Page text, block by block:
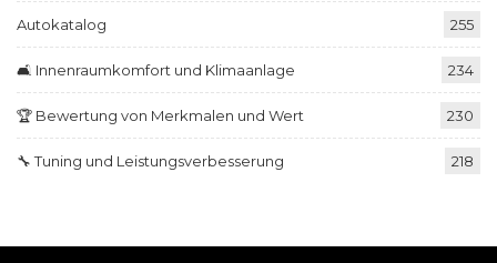
Autokatalog 255
🛋️ Innenraumkomfort und Klimaanlage 234
🏆 Bewertung von Merkmalen und Wert 230
🔧 Tuning und Leistungsverbesserung 218